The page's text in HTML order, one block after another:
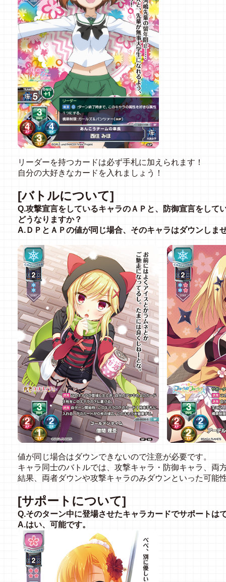
リーダーを持つカードは必ず手札に加えられます！
自分の大好きなカードを入れましょう！
[バトルについて]
Q.攻撃宣言をしているキャラのＡＰと、防御宣言をして
どうなりますか？
A.ＤＰとＡＰの値が同じ場合、そのキャラはダウンしま
値が同じ場合はダウンできないので注意が必要です。
キャラ同士のバトルでは、攻撃キャラ・防御キャラ、両
結果、両者ダウンや攻撃キャラのみダウンといった可能
[サポートについて]
Q.そのターン中に登場させたキャラカードでサポートは
A.はい、可能です。